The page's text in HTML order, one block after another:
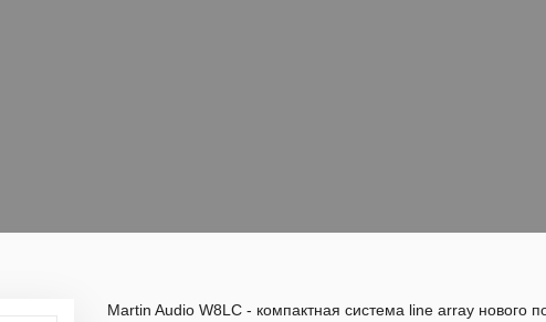
Martin Audio W8LC - компактная система line array нового